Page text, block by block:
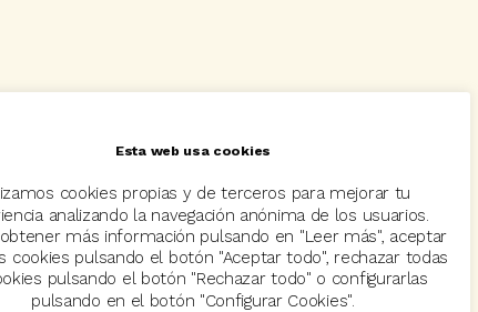
Esta web usa cookies
cookies propias y de terceros para mejorar tu
analizando la navegación anónima de los usuarios.
más información pulsando en "Leer más", aceptar
cookies pulsando el botón "Aceptar todo", rechazar todas
pulsando el botón "Rechazar todo" o configurarlas
pulsando en el botón "Configurar Cookies".